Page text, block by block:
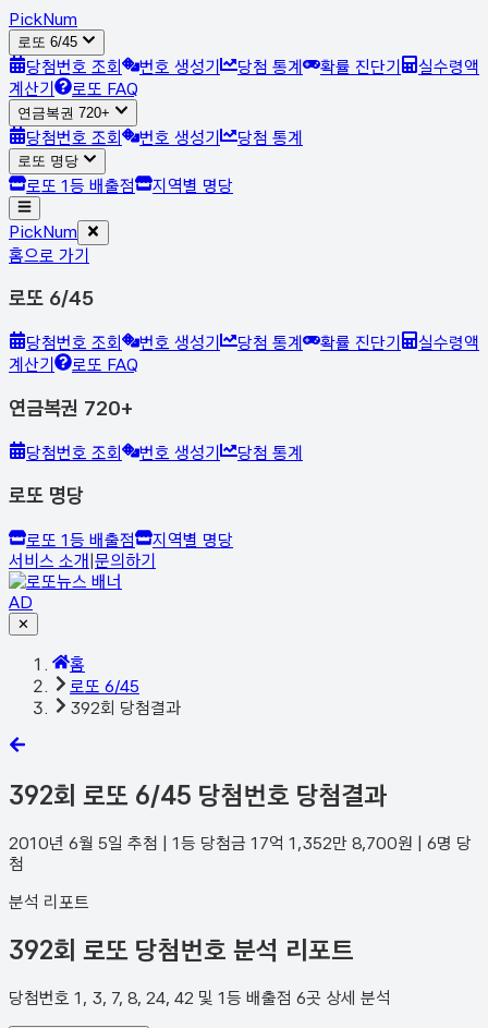
PickNum
로또 6/45
당첨번호 조회 번호 생성기 당첨 통계 확률 진단기
실수령액
계산기
로또 FAQ
연금복권 720+
당첨번호 조회 번호 생성기 당첨 통계
로또 명당
로또 1등 배출점 지역별 명당
PickNum
홈으로 가기
로또 6/45
당첨번호 조회 번호 생성기 당첨 통계 확률 진단기
실수령액
계산기
로또 FAQ
연금복권 720+
당첨번호 조회 번호 생성기 당첨 통계
로또 명당
로또 1등 배출점
지역별 명당
서비스 소개|문의하기
AD
✕
홈
로또 6/45
392회 당첨결과
392회 로또 6/45 당첨번호 당첨결과
2010년 6월 5일 추첨 | 1등 당첨금 17억 1,352만 8,700원 | 6명 당
첨
분석 리포트
392회 로또 당첨번호 분석 리포트
당첨번호 1, 3, 7, 8, 24, 42 및 1등 배출점 6곳 상세 분석